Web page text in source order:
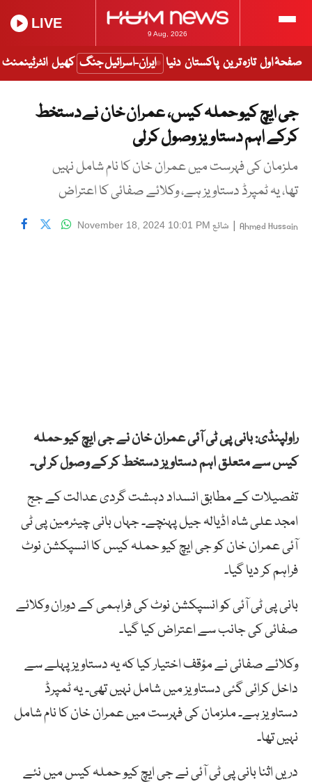
9 Aug, 2026
LIVE
صفحۂ اول تازہ ترین پاکستان دنیا ایران-اسرائیل جنگ کھیل انٹرٹینمنٹ
جی ایچ کیو حملہ کیس، عمران خان نے دستخط
کرکے اہم دستاویز وصول کرلی
ملزمان کی فہرست میں عمران خان کا نام شامل نہیں
تھا، یہ ٹمپرڈ دستاویز ہے، وکلائے صفائی کا اعتراض
Ahmed Hussain
| شائع November 18, 2024 10:01 PM
راولپنڈی: بانی پی ٹی آئی عمران خان نے جی ایچ کیو حملہ
کیس سے متعلق اہم دستاویز دستخط کر کے وصول کر لی۔
تفصیلات کے مطابق انسداد دہشت گردی عدالت کے جج
امجد علی شاہ اڈیالہ جیل پہنچے۔ جہاں بانی چیئرمین پی ٹی
آئی عمران خان کو جی ایچ کیو حملہ کیس کا انسپکشن نوٹ
فراہم کر دیا گیا۔
بانی پی ٹی آئی کو انسپکشن نوٹ کی فراہمی کے دوران وکلائے
صفائی کی جانب سے اعتراض کیا گیا۔
وکلائے صفائی نے مؤقف اختیار کیا کہ یہ دستاویز پہلے سے
داخل کرائی گئی دستاویز میں شامل نہیں تھی۔ یہ ٹمپرڈ
دستاویز ہے۔ ملزمان کی فہرست میں عمران خان کا نام شامل
نہیں تھا۔
دریں اثنا بانی پی ٹی آئی نے جی ایچ کیو حملہ کیس میں نئے